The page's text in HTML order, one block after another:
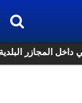
المجازر البلدية